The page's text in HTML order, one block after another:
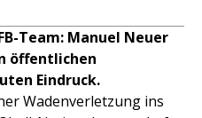
Team: Manuel Neuer
öffentlichen
Eindruck.
Wadenverletzung ins